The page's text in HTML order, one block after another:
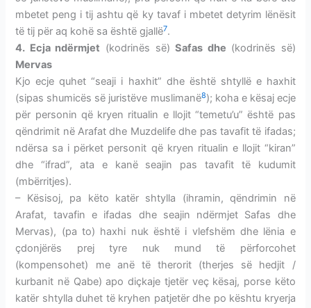
mbetet peng i tij ashtu që ky tavaf i mbetet detyrim lënësit
të tij për aq kohë sa është gjallë7.
4. Ecja ndërmjet (kodrinës së)Safas dhe (kodrinës së)
Mervas
Kjo ecje quhet “seaji i haxhit” dhe është shtyllë e haxhit
(sipas shumicës së juristëve muslimanë8); koha e kësaj ecje
për personin që kryen ritualin e llojit “temetu’u” është pas
qëndrimit në Arafat dhe Muzdelife dhe pas tavafit të ifadas;
ndërsa sa i përket personit që kryen ritualin e llojit “kiran”
dhe “ifrad”, ata e kanë seajin pas tavafit të kudumit
(mbërritjes).
– Kësisoj, pa këto katër shtylla (ihramin, qëndrimin në
Arafat, tavafin e ifadas dhe seajin ndërmjet Safas dhe
Mervas), (pa to) haxhi nuk është i vlefshëm dhe lënia e
çdonjërës prej tyre nuk mund të përforcohet
(kompensohet) me anë të therorit (therjes së hedjit /
kurbanit në Qabe) apo diçkaje tjetër veç kësaj, porse këto
katër shtylla duhet të kryhen patjetër dhe po kështu kryerja